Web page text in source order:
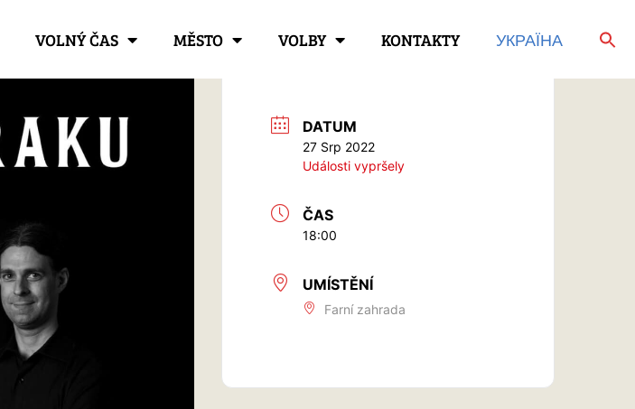
VOLNÝ ČAS MĚSTO VOLBY KONTAKTY УКРАЇНА
DATUM
27 Srp 2022
Události vypršely
ČAS
18:00
UMÍSTĚNÍ
Farní zahrada